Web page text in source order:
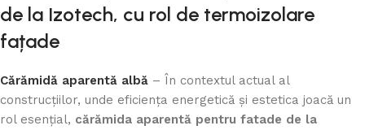
de la Izotech, cu rol de termoizolare
fațade
Cărămidă aparentă albă – În contextul actual al
construcțiilor, unde eficiența energetică și estetica joacă un
rol esențial, cărămida aparentă pentru fatade de la